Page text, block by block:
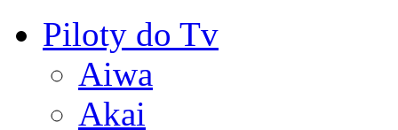
Piloty do Tv
Aiwa
Akai